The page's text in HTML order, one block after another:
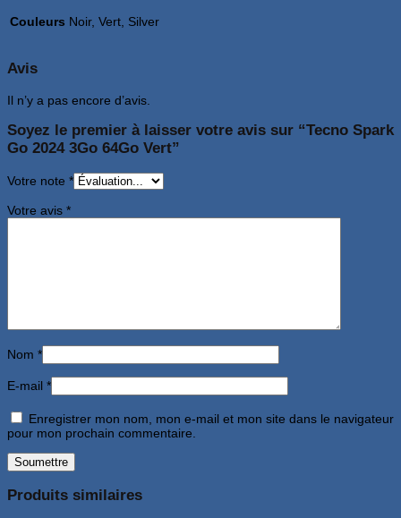
Couleurs Noir, Vert, Silver
Avis
Il n’y a pas encore d’avis.
Soyez le premier à laisser votre avis sur “Tecno Spark
Go 2024 3Go 64Go Vert”
Votre note *
Votre avis *
Nom *
E-mail *
Enregistrer mon nom, mon e-mail et mon site dans le navigateur
pour mon prochain commentaire.
Produits similaires